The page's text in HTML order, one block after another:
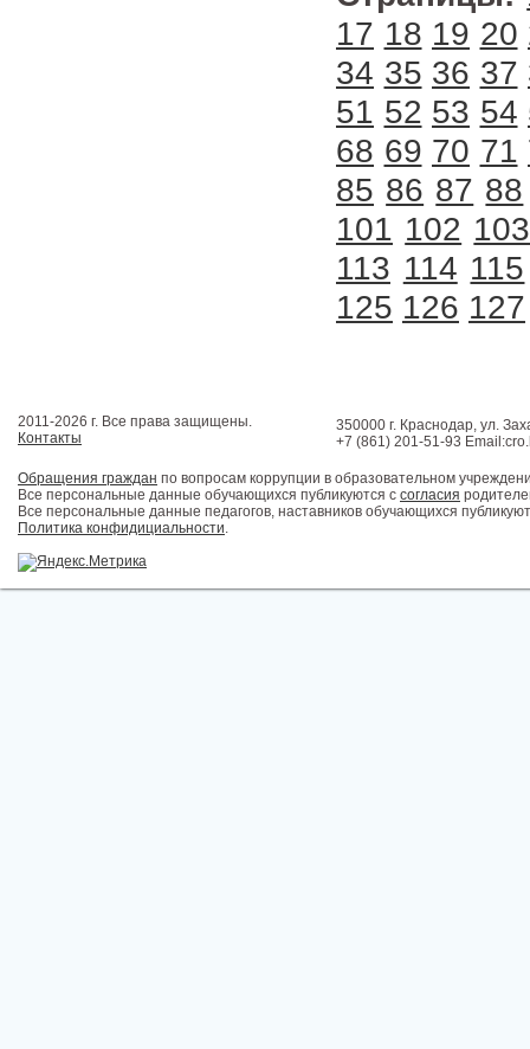
17 18 19 20
34 35 36 37
51 52 53 54
68 69 70 71
85 86 87 88
101 102 103
113 114 115
125 126 127
2011-2026 г. Все права защищены.
Контакты
350000 г. Краснодар, ул.
+7 (861) 201-51-93
Обращения граждан по вопросам коррупции в образовательном
Все персональные данные обучающихся публикуются с согласия
Все персональные данные педагогов, наставников обучающихся
Политика конфидициальности.